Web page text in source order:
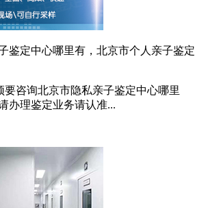
鉴定中心哪里有，北京市个人亲子鉴定
要咨询北京市隐私亲子鉴定中心哪里
办理鉴定业务请认准...